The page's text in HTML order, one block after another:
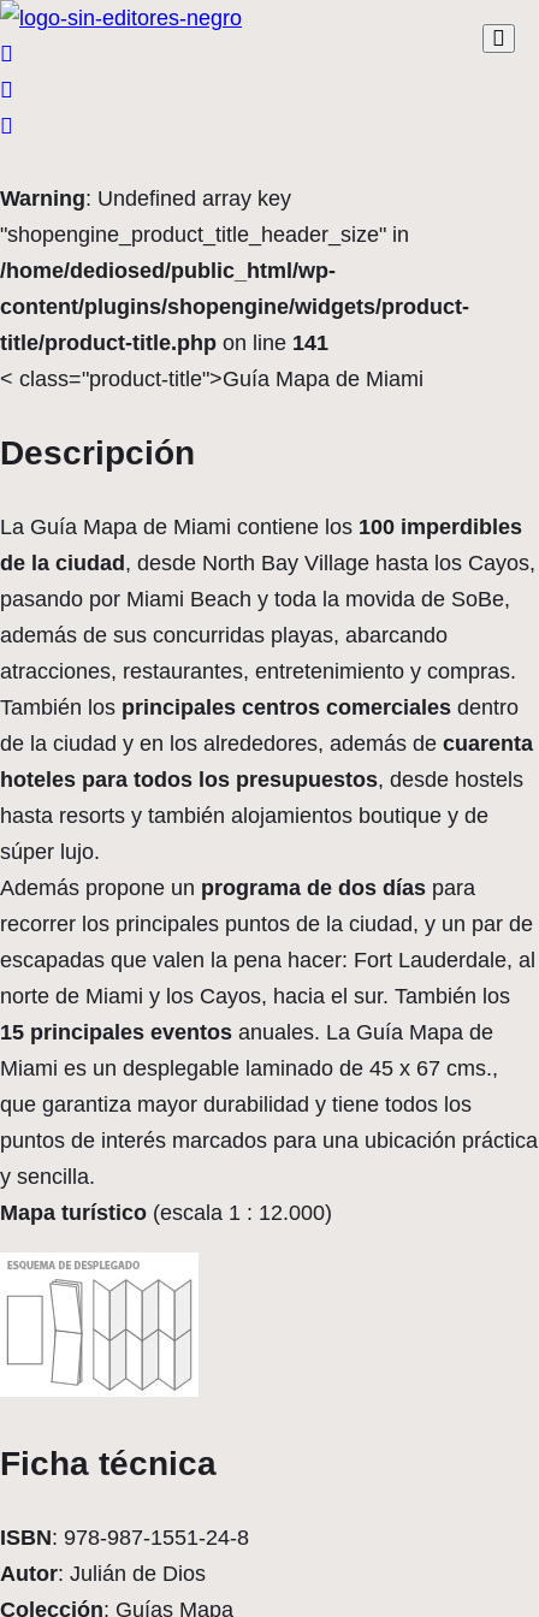
Warning: Undefined array key
"shopengine_product_title_header_size" in
/home/dediosed/public_html/wp-
content/plugins/shopengine/widgets/product-
title/product-title.php on line 141
< class="product-title">Guía Mapa de Miami
Descripción
La Guía Mapa de Miami contiene los 100 imperdibles
de la ciudad , desde North Bay Village hasta los Cayos,
pasando por Miami Beach y toda la movida de SoBe,
además de sus concurridas playas, abarcando
atracciones, restaurantes, entretenimiento y compras.
También los principales centros comerciales dentro
de la ciudad y en los alrededores, además de cuarenta
hoteles para todos los presupuestos, desde hostels
hasta resorts y también alojamientos boutique y de
súper lujo.
Además propone un programa de dos días para
recorrer los principales puntos de la ciudad, y un par de
escapadas que valen la pena hacer: Fort Lauderdale, al
norte de Miami y los Cayos, hacia el sur. También los
15 principales eventos anuales. La Guía Mapa de
Miami es un desplegable laminado de 45 x 67 cms.,
que garantiza mayor durabilidad y tiene todos los
puntos de interés marcados para una ubicación práctica
y sencilla.
Mapa turístico (escala 1 : 12.000)
Ficha técnica
ISBN: 978-987-1551-24-8
Autor: Julián de Dios
Colección: Guías Mapa